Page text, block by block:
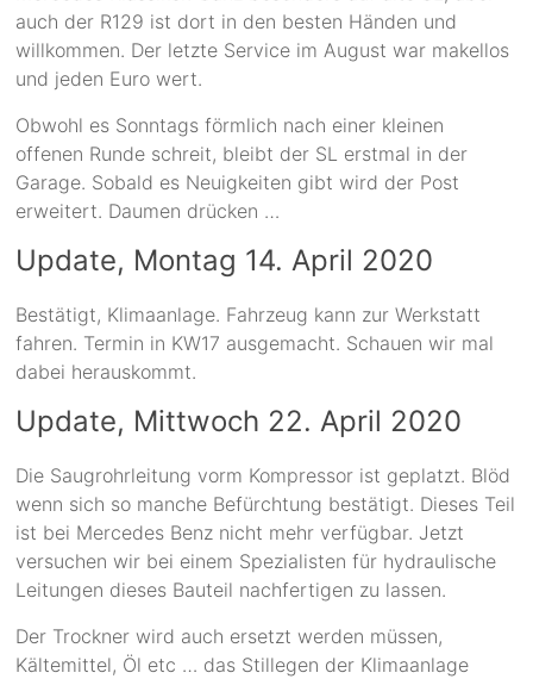
auch der R129 ist dort in den besten Händen und
willkommen. Der letzte Service im August war makellos
und jeden Euro wert.
Obwohl es Sonntags förmlich nach einer kleinen
offenen Runde schreit, bleibt der SL erstmal in der
Garage. Sobald es Neuigkeiten gibt wird der Post
erweitert. Daumen drücken …
Update, Montag 14. April 2020
Bestätigt, Klimaanlage. Fahrzeug kann zur Werkstatt
fahren. Termin in KW17 ausgemacht. Schauen wir mal
dabei herauskommt.
Update, Mittwoch 22. April 2020
Die Saugrohrleitung vorm Kompressor ist geplatzt. Blöd
wenn sich so manche Befürchtung bestätigt. Dieses Teil
ist bei Mercedes Benz nicht mehr verfügbar. Jetzt
versuchen wir bei einem Spezialisten für hydraulische
Leitungen dieses Bauteil nachfertigen zu lassen.
Der Trockner wird auch ersetzt werden müssen,
Kältemittel, Öl etc … das Stillegen der Klimaanlage